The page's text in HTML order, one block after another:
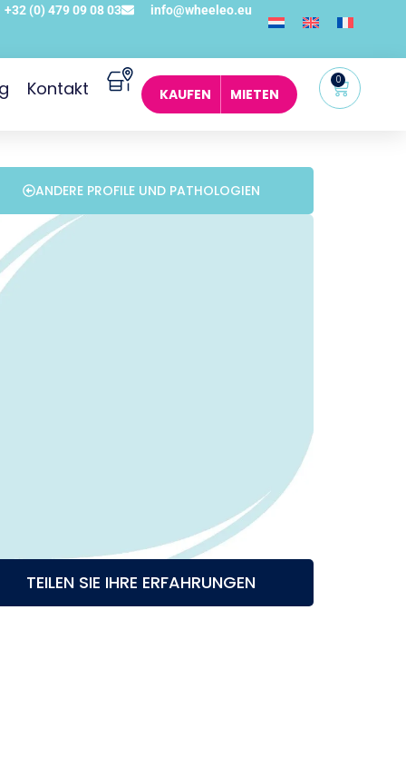
+32 (0) 479 09 08 03 info@wheeleo.eu
Kontakt KAUFEN MIETEN
0
ANDERE PROFILE UND PATHOLOGIEN
TEILEN SIE IHRE ERFAHRUNGEN